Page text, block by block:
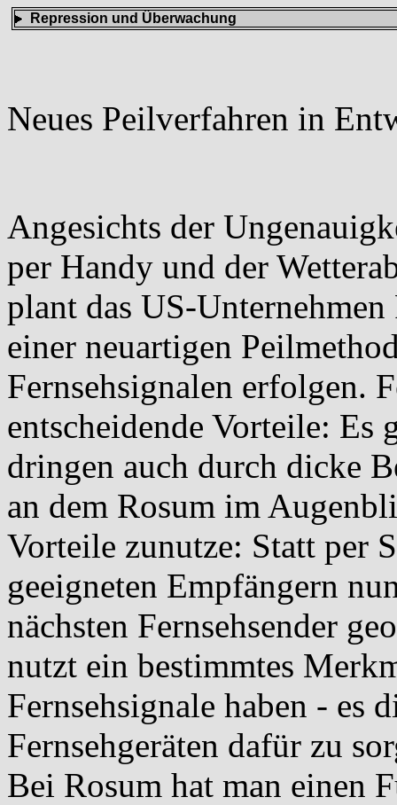
Repression und Überwachung
Neues Peilverfahren in
Angesichts der
per Handy und der
plant das US-
einer neuartigen
Fernsehsignalen erfolgen.
entscheidende Vorteile: Es
dringen auch durch dicke
an dem Rosum im
Vorteile zunutze: Statt per
geeigneten Empfängern
nächsten Fernsehsender
nutzt ein bestimmtes
Fernsehsignale haben - es
Fernsehgeräten dafür zu
Bei Rosum hat man einen